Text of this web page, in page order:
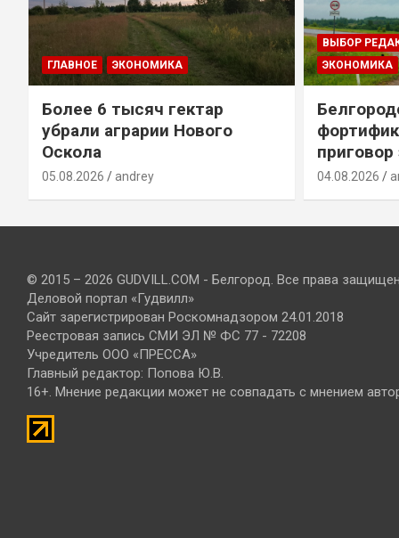
ГЛАВНОЕ ЭКОНОМИКА
Более 6 тысяч гектар
убрали аграрии Нового
Оскола
05.08.2026 andrey
ВЫБОР
ЭКОНОМИКА
04.08.2026
© 2015 – 2026 GUDVILL.COM - Белгород. Все права
Деловой портал «Гудвилл»
Сайт зарегистрирован Роскомнадзором 24.01.2018
Реестровая запись СМИ ЭЛ № ФС 77 - 72208
Учредитель ООО «ПРЕССА»
Главный редактор: Попова Ю.В.
16+. Мнение редакции может не совпадать с мнением